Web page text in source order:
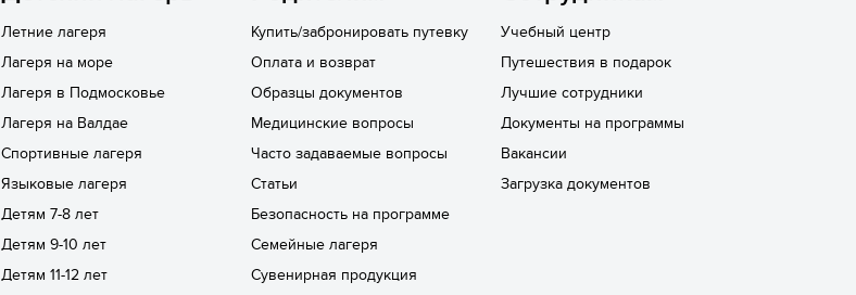
Летние лагеря
Лагеря на море
Лагеря в Подмосковье
Лагеря на Валдае
Спортивные лагеря
Языковые лагеря
Детям 7-8 лет
Детям 9-10 лет
Детям 11-12 лет
Купить/забронировать путевку
Оплата и возврат
Образцы документов
Медицинские вопросы
Часто задаваемые вопросы
Статьи
Безопасность на программе
Семейные лагеря
Сувенирная продукция
Учебный центр
Путешествия в подарок
Лучшие сотрудники
Документы на программы
Вакансии
Загрузка документов